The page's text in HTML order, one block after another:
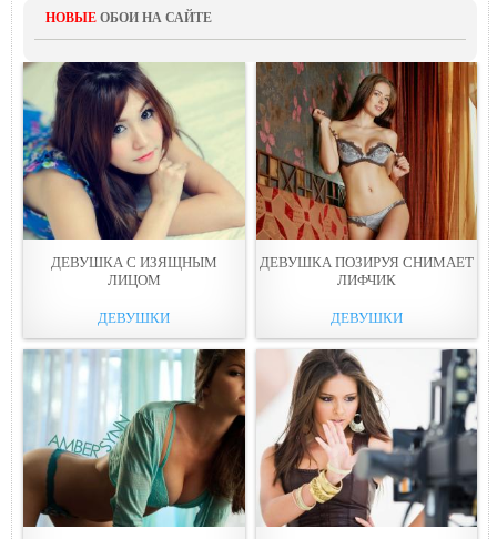
НОВЫЕ ОБОИ НА САЙТЕ
ДЕВУШКА С ИЗЯЩНЫМ
ЛИЦOМ
ДЕВУШКИ
ДЕВУШКА ПОЗИРУЯ СНИМAЕТ
ЛИФЧИК
ДЕВУШКИ